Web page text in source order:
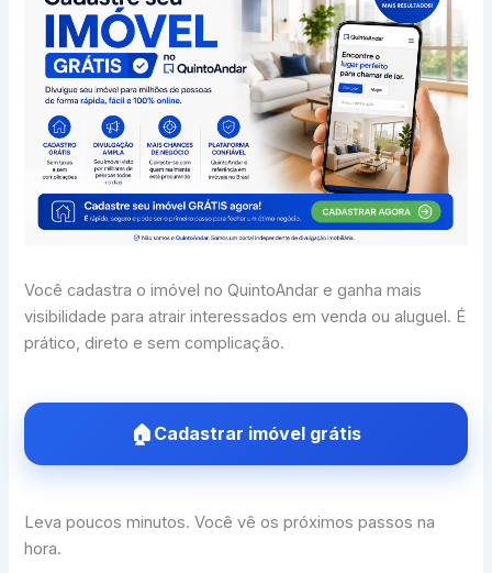
Você cadastra o imóvel no QuintoAndar e ganha mais
visibilidade para atrair interessados em venda ou aluguel. É
prático, direto e sem complicação.
Cadastrar imóvel grátis
Leva poucos minutos. Você vê os próximos passos na
hora.